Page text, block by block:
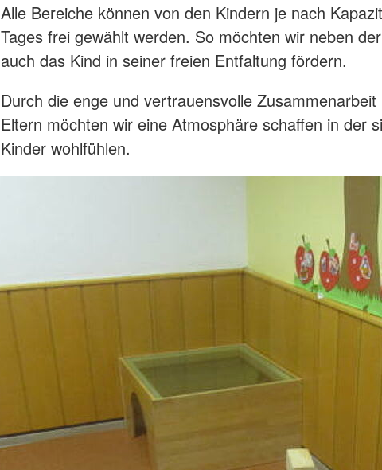
Alle Bereiche können von den Kindern je nach
Tages frei gewählt werden. So möchten wir neben
auch das Kind in seiner freien Entfaltung fördern.
Durch die enge und vertrauensvolle
Eltern möchten wir eine Atmosphäre schaffen in der
Kinder wohlfühlen.